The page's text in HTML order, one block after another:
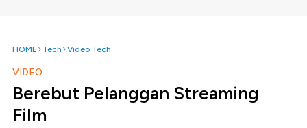
HOME Tech Video Tech
VIDEO
Berebut Pelanggan Streaming
Film